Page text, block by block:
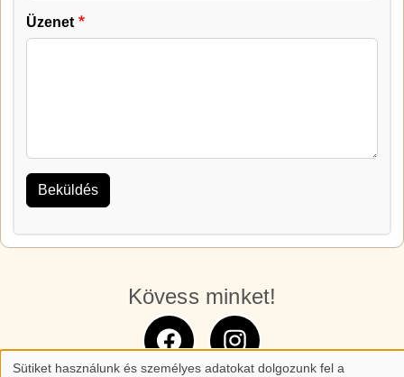
Üzenet
Kövess minket!
Sütiket használunk és személyes adatokat dolgozunk fel a